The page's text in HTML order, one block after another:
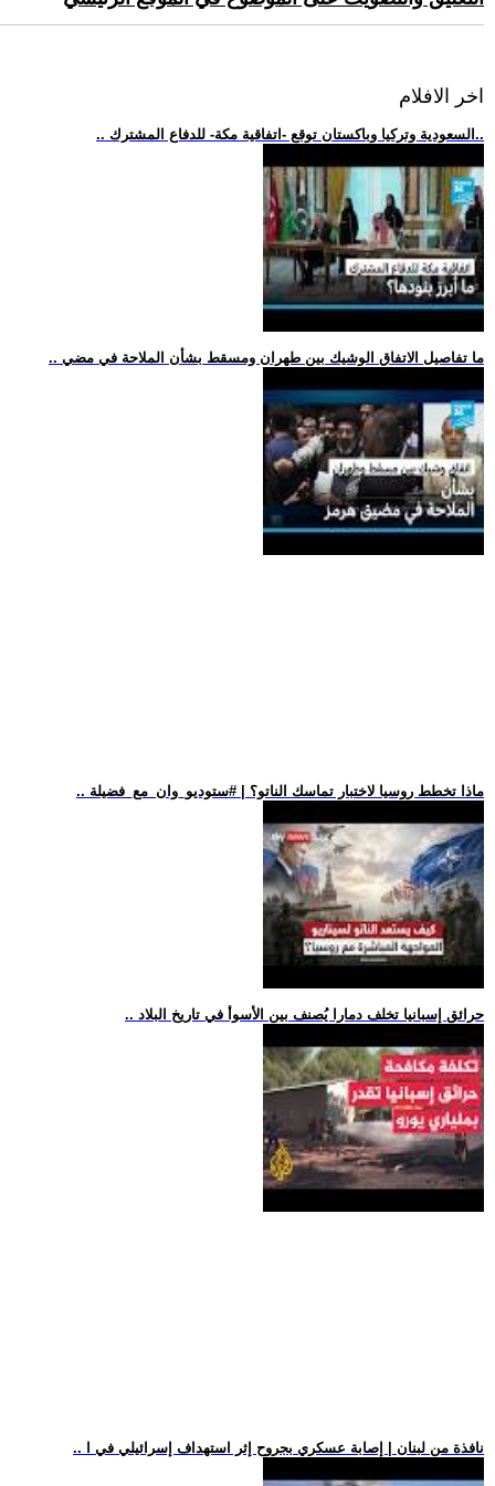
اخر الافلام
.. السعودية وتركيا وباكستان توقع -اتفاقية مكة- للدفاع المشترك..
.. ما تفاصيل الاتفاق الوشيك بين طهران ومسقط بشأن الملاحة في مضي
.. ماذا تخطط روسيا لاختبار تماسك الناتو؟ | #ستوديو_وان_مع_فضيلة
.. حرائق إسبانيا تخلف دمارا يُصنف بين الأسوأ في تاريخ البلاد
.. نافذة من لبنان | إصابة عسكري بجروح إثر استهداف إسرائيلي في ا